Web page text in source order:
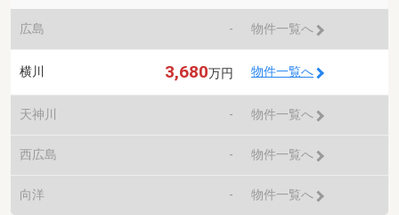
広島 - 物件一覧へ
横川 3,680万円 物件一覧へ
天神川 - 物件一覧へ
西広島 - 物件一覧へ
向洋 - 物件一覧へ